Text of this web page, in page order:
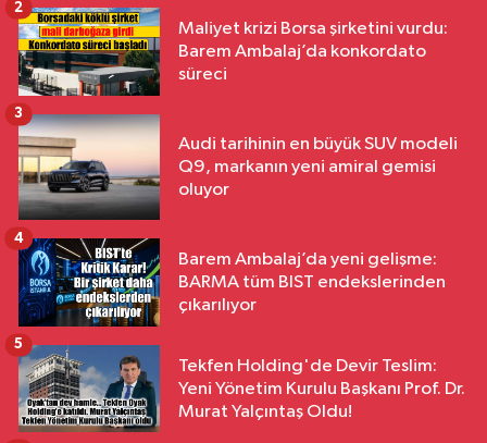
Maliyet krizi Borsa şirketini vurdu:
Barem Ambalaj’da konkordato
süreci
2
Audi tarihinin en büyük SUV modeli
Q9, markanın yeni amiral gemisi
oluyor
3
Barem Ambalaj’da yeni gelişme:
BARMA tüm BIST endekslerinden
çıkarılıyor
4
Tekfen Holding'de Devir Teslim:
Yeni Yönetim Kurulu Başkanı Prof. Dr.
Murat Yalçıntaş Oldu!
5